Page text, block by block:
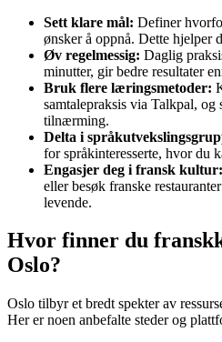
Sett klare mål: Definer
ønsker å oppnå. Dette hjelper
Øv regelmessig: Daglig
minutter, gir bedre resultater
Bruk flere læringsmetoder:
samtalepraksis via Talkpal,
tilnærming.
Delta i
for språkinteresserte, hvor du
Engasjer deg i fransk kultur:
eller besøk franske
levende.
Hvor finner du
Oslo?
Oslo tilbyr et bredt spekter av
Her er noen anbefalte steder og